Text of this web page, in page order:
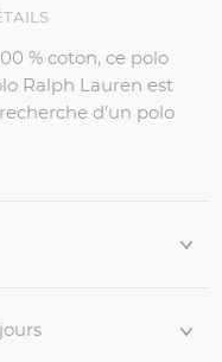
% coton, ce polo
Ralph Lauren est
d’un polo
côtelés (rib)